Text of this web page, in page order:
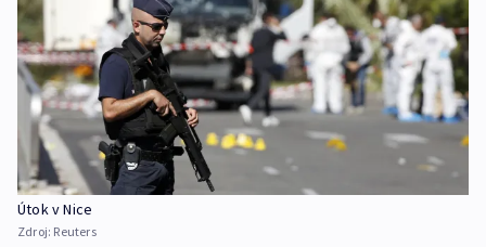
Útok v Nice
Zdroj: Reuters